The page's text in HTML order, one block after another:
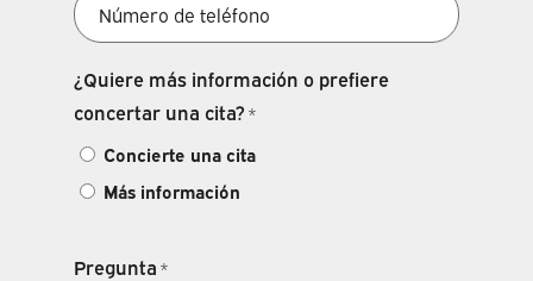
¿Quiere más información o prefiere
concertar una cita? *
Concierte una cita
Más información
Pregunta *